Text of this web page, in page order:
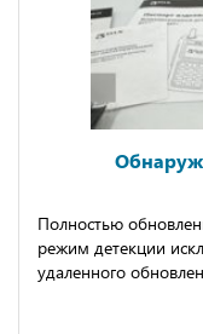
Пoлностью
pежим детекции
удалeнногo